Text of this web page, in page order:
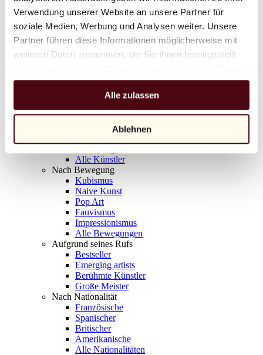
Verwendung unserer Website an unsere Partner für
soziale Medien, Werbung und Analysen weiter. Unsere
Partner führen diese Informationen möglicherweise mit
weiteren Daten zusammen, die Sie ihnen bereitgestellt
gesammelt haben.
Alle zulassen
Ablehnen
Balloon Dog (Orange)
Jeff Koons
10.000 €
Entdecken
Alle Bildhauer
Alle Fotografen
Alle Künstler
Nach Bewegung
Kubismus
Naive Kunst
Pop Art
Fauvismus
Impressionismus
Alle Bewegungen
Aufgrund seines Rufs
Bestseller
Emerging artists
Berühmte Künstler
Große Meister
Nach Nationalität
Französische
Spanischer
Britischer
Amerikanische
Alle Nationalitäten